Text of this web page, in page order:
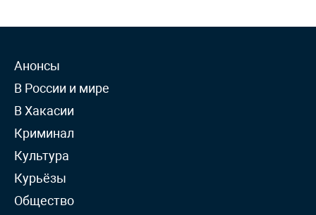
Анонсы
В России и мире
В Хакасии
Криминал
Культура
Курьёзы
Общество